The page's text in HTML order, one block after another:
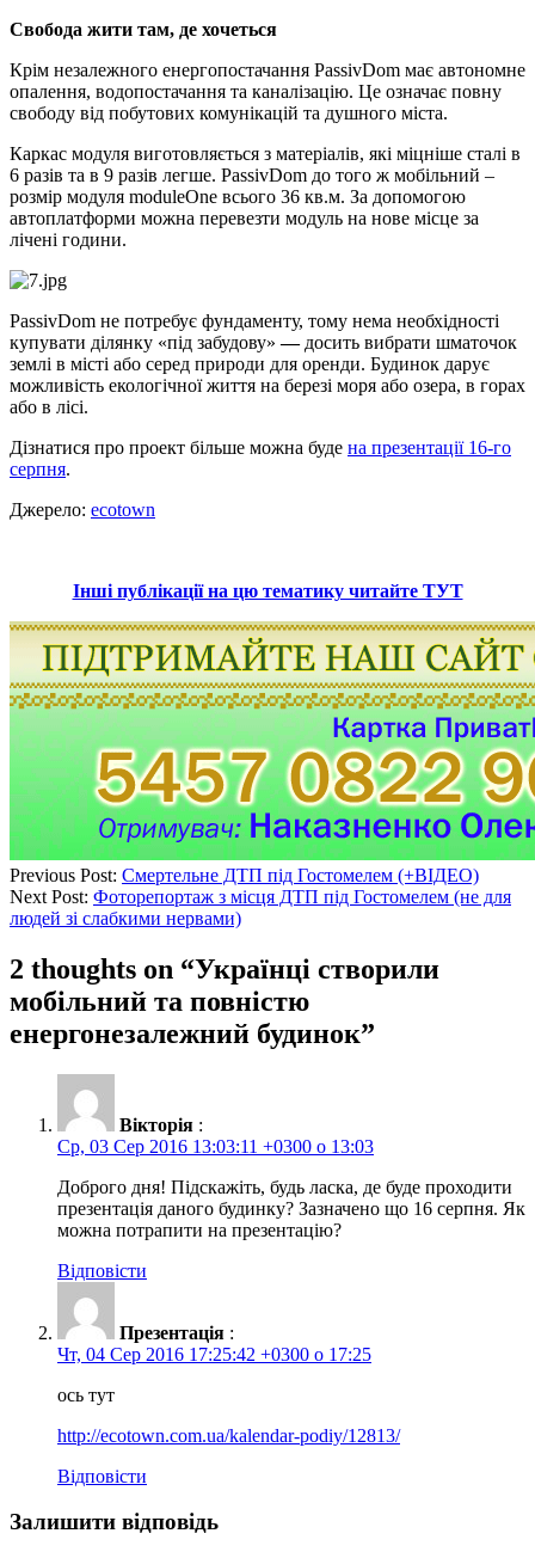
Свобода жити там, де хочеться
Крім незалежного енергопостачання PassivDom має автономне
опалення, водопостачання та каналізацію. Це означає повну
свободу від побутових комунікацій та душного міста.
Каркас модуля виготовляється з матеріалів, які міцніше сталі в
6 разів та в 9 разів легше. PassivDom до того ж мобільний –
розмір модуля moduleOne всього 36 кв.м. За допомогою
автоплатформи можна перевезти модуль на нове місце за
лічені години.
PassivDom не потребує фундаменту, тому нема необхідності
купувати ділянку «під забудову»—досить вибрати шматочок
землі в місті або серед природи для оренди. Будинок дарує
можливість екологічної життя на березі моря або озера, в горах
або в лісі.
Дізнатися про проект більше можна буде на презентації 16-го
серпня.
Джерело: ecotown
Інші публікації на цю тематику читайте ТУТ
Previous Post: Смертельне ДТП під Гостомелем (+ВІДЕО)
Next Post: Фоторепортаж з місця ДТП під Гостомелем (не для
людей зі слабкими нервами)
2 thoughts on “Українці створили
мобільний та повністю
енергонезалежний будинок”
Вікторія :
Ср, 03 Сер 2016 13:03:11 +0300 о 13:03
Доброго дня! Підскажіть, будь ласка, де буде проходити
презентація даного будинку? Зазначено що 16 серпня. Як
можна потрапити на презентацію?
Відповісти
Презентація :
Чт, 04 Сер 2016 17:25:42 +0300 о 17:25
ось тут
http://ecotown.com.ua/kalendar-podiy/12813/
Відповісти
Залишити відповідь